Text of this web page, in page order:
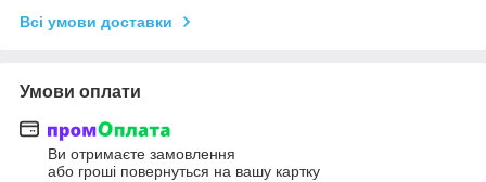
Всі умови доставки
Умови оплати
Ви отримаєте замовлення
або гроші повернуться на вашу картку